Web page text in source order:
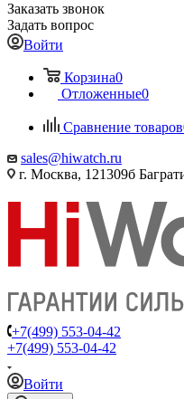
Заказать звонок
Задать вопрос
Войти
Корзина0
Отложенные0
Сравнение товаров
sales@hiwatch.ru
г. Москва, 121309б
+7(499) 553-04-42
+7(499) 553-04-42
Войти